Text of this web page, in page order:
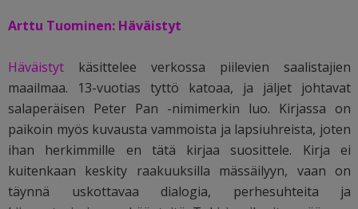
Arttu Tuominen: Häväistyt
Häväistyt käsittelee verkossa piilevien saalistajien
maailmaa. 13-vuotias tyttö katoaa, ja jäljet johtavat
salaperäisen Peter Pan -nimimerkin luo. Kirjassa on
paikoin myös kuvausta vammoista ja lapsiuhreista, joten
ihan herkimmille en tätä kirjaa suosittele. Kirja ei
kuitenkaan keskity raakuuksilla mässäilyyn, vaan on
täynnä uskottavaa dialogia, perhesuhteita ja